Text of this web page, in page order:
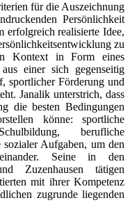
für die Auszeichnung
Persönlichkeit
erfolgreich realisierte Idee,
zu
Kontext in Form eines
einer sich gegenseitig
sportlicher Förderung und
Janalik unterstrich, dass
die besten Bedingungen
könne: sportliche
berufliche
Aufgaben, um den
Seine in den
Zuzenhausen tätigen
mit ihrer Kompetenz
zugrunde liegenden